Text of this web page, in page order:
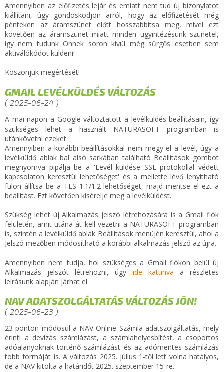
Amennyiben az előfizetés lejár és emiatt nem tud új bizonylatot
kiállítani, úgy gondoskodjon arról, hogy az előfizetését még
pénteken az áramszünet előtt hosszabbítsa meg, mivel ezt
követően az áramszünet miatt minden ügyintézésünk szünetel,
így nem tudunk Önnek soron kívül még sűrgős esetben sem
aktiválókódot küldeni!
Köszönjük megértését!
GMAIL LEVÉLKÜLDÉS VÁLTOZÁS
( 2025-06-24 )
A mai napon a Google változtatott a levélküldés beállításain, így
szükséges lehet a használt NATURASOFT programban is
utánkövetni ezeket.
Amennyiben a korábbi beállításokkal nem megy el a levél, úgy a
levélküldő ablak bal alsó sarkában található Beállítások gombot
megnyomva pipálja be a 'Levél küldése SSL protokollal védett
kapcsolaton keresztül lehetőséget' és a mellette lévő lenyitható
fülön állítsa be a TLS 1.1/1.2 lehetőséget, majd mentse el ezt a
beállítást. Ezt követően kísérelje meg a levélküldést.
Szükség lehet új Alkalmazás jelszó létrehozására is a Gmail fiók
felületén, amit utána át kell vezetni a NATURASOFT programban
is, szintén a levélküldő ablak Beállítások menüjén keresztül, ahol a
Jelszó mezőben módosítható a korábbi alkalmazás jelszó az újra.
Amennyiben nem tudja, hol szükséges a Gmail fiókon belül új
Alkalmazás jelszót létrehozni, úgy ide kattinva a részletes
leírásunk alapján járhat el.
NAV ADATSZOLGÁLTATÁS VÁLTOZÁS JÖN!
( 2025-06-23 )
23 ponton módosul a NAV Online Számla adatszolgáltatás, mely
érinti a devizás számlázást, a számlahelyesbítést, a csoportos
adóalanyoknak történő számlázást és az adómentes számlázás
több formáját is. A változás 2025. július 1-től lett volna hatályos,
de a NAV kitolta a határidőt 2025. szeptember 15-re.